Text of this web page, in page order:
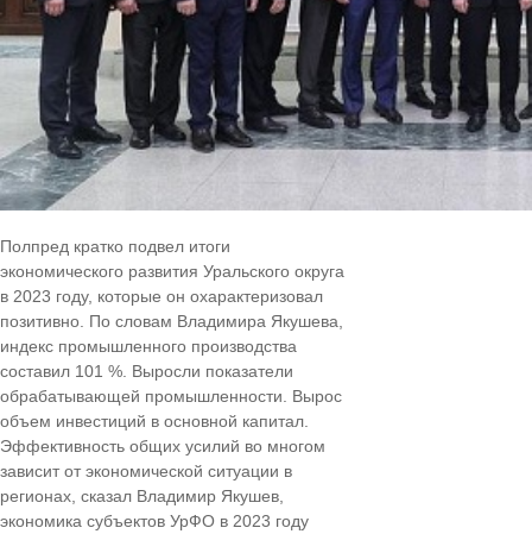
Полпред кратко подвел итоги
экономического развития Уральского округа
в 2023 году, которые он охарактеризовал
позитивно. По словам Владимира Якушева,
индекс промышленного производства
составил 101 %. Выросли показатели
обрабатывающей промышленности. Вырос
объем инвестиций в основной капитал.
Эффективность общих усилий во многом
зависит от экономической ситуации в
регионах, сказал Владимир Якушев,
экономика субъектов УрФО в 2023 году